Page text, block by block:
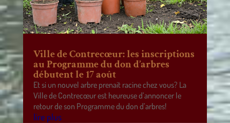
Ville de Contrecœur: les inscriptions
au Programme du don d’arbres
débutent le 17 août
Et si un nouvel arbre prenait racine chez vous? La
Ville de Contrecœur est heureuse d’annoncer le
retour de son Programme du don d’arbres!
lire plus